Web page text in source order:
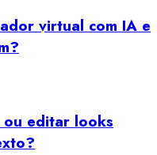
virtual com IA e
ou editar looks